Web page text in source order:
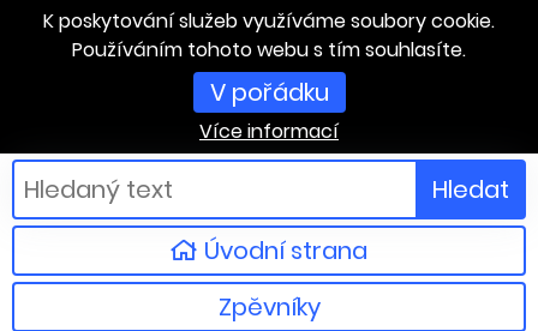
K poskytování služeb využíváme soubory cookie.
Používáním tohoto webu s tím souhlasíte.
V pořádku
Více informací
Hledat
Úvodní strana
Zpěvníky